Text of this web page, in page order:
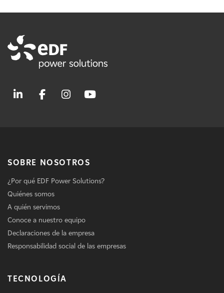
SOBRE NOSOTROS
¿Por qué EDF Power Solutions?
Quiénes somos
A quién servimos
Conoce a nuestro equipo
Declaraciones de la empresa
Responsabilidad social de las empresas
TECNOLOGÍA